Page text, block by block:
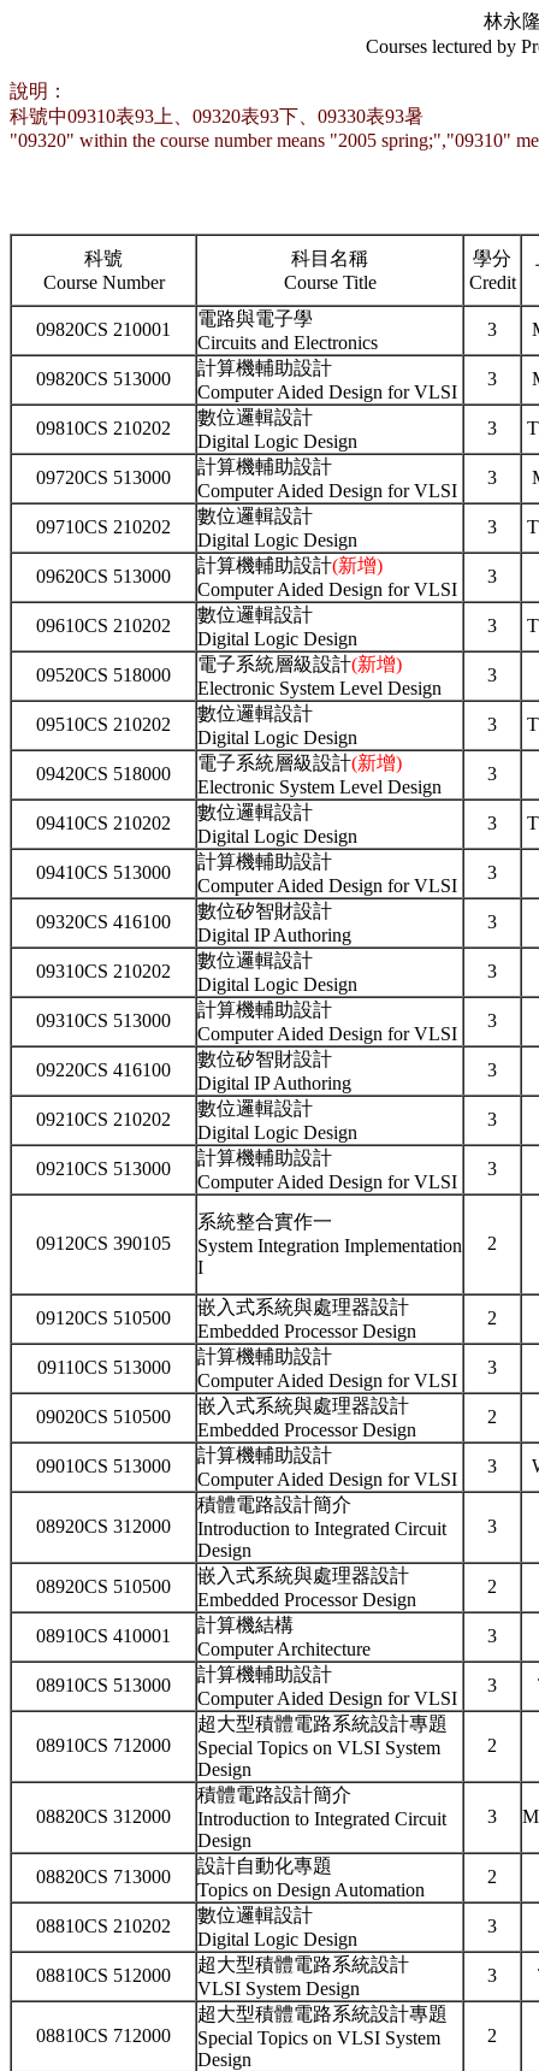
林永
Courses lectured by
說明：
科號中09310表93上、09320表93下、09330表93暑
"09320" within the course number means "2005 spring;","09310"
科號
Course Number
科目名稱
Course Title
學分
Credit
09820CS 210001
電路與電子學
Circuits and Electronics
3
09820CS 513000
計算機輔助設計
Computer Aided Design for VLSI
3
09810CS 210202
數位邏輯設計
Digital Logic Design
3
09720CS 513000
計算機輔助設計
Computer Aided Design for VLSI
3
09710CS 210202
數位邏輯設計
Digital Logic Design
3
09620CS 513000
計算機輔助設計(新增)
Computer Aided Design for VLSI
3
09610CS 210202
數位邏輯設計
Digital Logic Design
3
09520CS 518000
電子系統層級設計(新增)
Electronic System Level Design
3
09510CS 210202
數位邏輯設計
Digital Logic Design
3
09420CS 518000
電子系統層級設計(新增)
Electronic System Level Design
3
09410CS 210202
數位邏輯設計
Digital Logic Design
3
09410CS 513000
計算機輔助設計
Computer Aided Design for VLSI
3
09320CS 416100
數位矽智財設計
Digital IP Authoring
3
09310CS 210202
數位邏輯設計
Digital Logic Design
3
09310CS 513000
計算機輔助設計
Computer Aided Design for VLSI
3
09220CS 416100
數位矽智財設計
Digital IP Authoring
3
09210CS 210202
數位邏輯設計
Digital Logic Design
3
09210CS 513000
計算機輔助設計
Computer Aided Design for VLSI
3
09120CS 390105
系統整合實作一
System Integration Implementation
I
2
09120CS 510500
嵌入式系統與處理器設計
Embedded Processor Design
2
09110CS 513000
計算機輔助設計
Computer Aided Design for VLSI
3
09020CS 510500
嵌入式系統與處理器設計
Embedded Processor Design
2
09010CS 513000
計算機輔助設計
Computer Aided Design for VLSI
3
08920CS 312000
積體電路設計簡介
Introduction to Integrated Circuit
Design
3
08920CS 510500
嵌入式系統與處理器設計
Embedded Processor Design
2
08910CS 410001
計算機結構
Computer Architecture
3
08910CS 513000
計算機輔助設計
Computer Aided Design for VLSI
3
08910CS 712000
超大型積體電路系統設計專題
Special Topics on VLSI System
Design
2
08820CS 312000
積體電路設計簡介
Introduction to Integrated Circuit
Design
3
08820CS 713000
設計自動化專題
Topics on Design Automation
2
08810CS 210202
數位邏輯設計
Digital Logic Design
3
08810CS 512000
超大型積體電路系統設計
VLSI System Design
3
08810CS 712000
超大型積體電路系統設計專題
Special Topics on VLSI System
Design
2